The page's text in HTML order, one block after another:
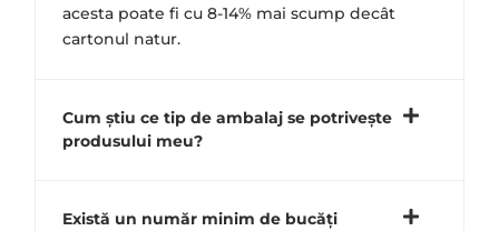
acesta poate fi cu 8-14% mai scump decât
cartonul natur.
Cum știu ce tip de ambalaj se potrivește
produsului meu?
Există un număr minim de bucăți